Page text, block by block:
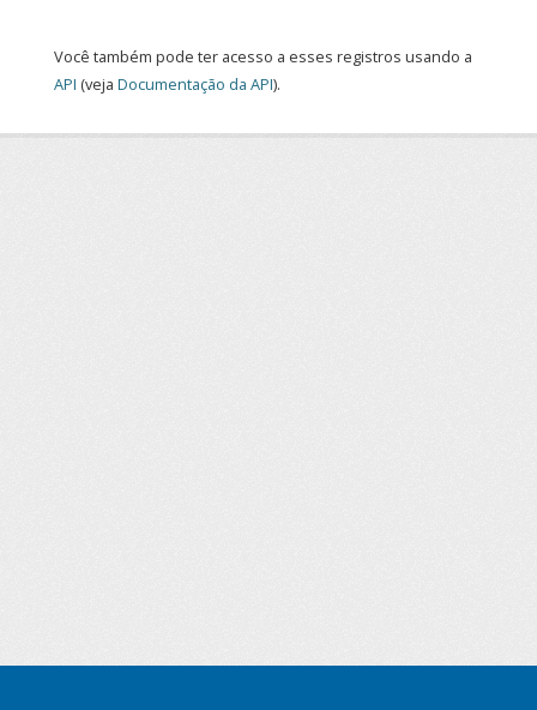
Você também pode ter acesso a esses registros usando a
API (veja Documentação da API).